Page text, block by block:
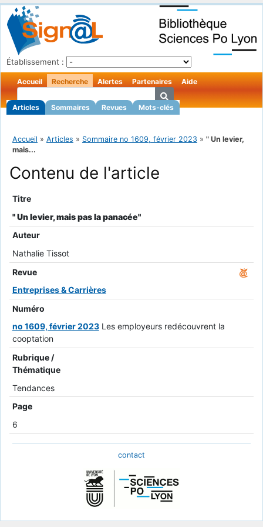
Établissement :
Accueil Recherche
Articles Sommaires Revues Mots-clés
Alertes Partenaires Aide
Accueil » Articles » Sommaire no 1609, février 2023 » " Un levier,
mais...
Contenu de l'article
Titre
" Un levier, mais pas la panacée"
Auteur
Nathalie Tissot
Revue
Entreprises & Carrières
Numéro
no 1609, février 2023 Les employeurs redécouvrent la
cooptation
Rubrique /
Thématique
Tendances
Page
6
contact